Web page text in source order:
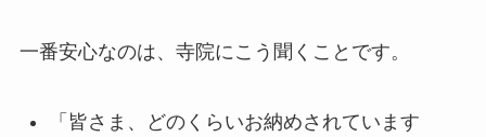
一番安心なのは、寺院にこう聞くことです。
「皆さま、どのくらいお納めされています